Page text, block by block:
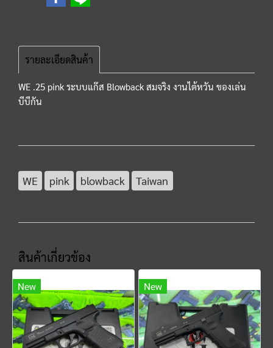
รายละเอียดสินค้า
WE .25 pink ระบบแก๊ส Blowback สมจริง งานไต้หวัน ของเล่น
บีบีกัน
WE pink blowback Taiwan
สินค้าเกี่ยวข้อง
New New